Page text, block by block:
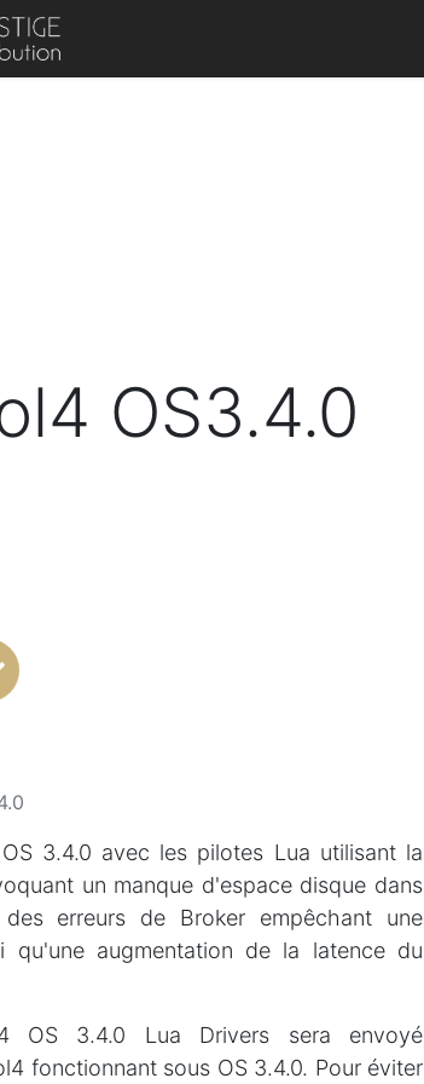
OS3.4.0
3.4.0 avec les pilotes Lua utilisant la
un manque d'espace disque dans
erreurs de Broker empêchant une
qu'une augmentation de la latence du
3.4.0 Lua Drivers sera envoyé
fonctionnant sous OS 3.4.0. Pour éviter